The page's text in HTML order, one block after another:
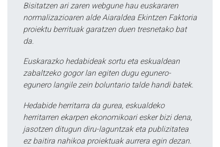
Bisitatzen ari zaren webgune hau euskararen
normalizazioaren alde Aiaraldea Ekintzen Faktoria
proiektu berrituak garatzen duen tresnetako bat
da.
Euskarazko hedabideak sortu eta eskualdean
zabaltzeko gogor lan egiten dugu egunero-
egunero langile zein boluntario talde handi batek.
Hedabide herritarra da gurea, eskualdeko
herritarren ekarpen ekonomikoari esker bizi dena,
jasotzen ditugun diru-laguntzak eta publizitatea
ez baitira nahikoa proiektuak aurrera egin dezan.